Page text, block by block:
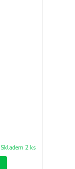
Skladem 2 ks